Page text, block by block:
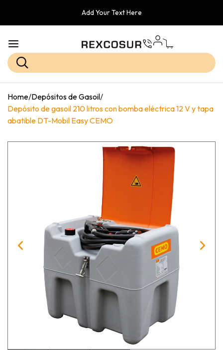
Add Your Text Here
Home/Depósitos de Gasoil/
Depósito de gasoil 210 litros con bomba eléctrica 12 V y tapa
abatible DT-Mobil Easy CEMO